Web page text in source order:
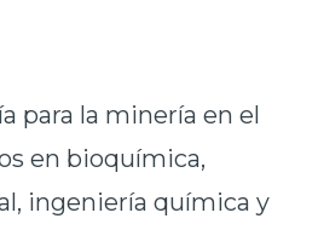
para la minería en el
en bioquímica,
ingeniería química y